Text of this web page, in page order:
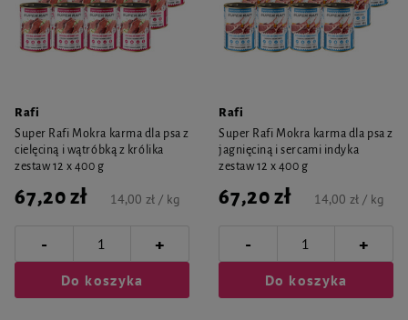
Rafi
Super Rafi Mokra karma dla psa z
cielęciną i wątróbką z królika
zestaw 12 x 400 g
67,20 zł 14,00 zł / kg
- +
Do koszyka
Rafi
Super Rafi Mokra karma dla psa z
jagnięciną i sercami indyka
zestaw 12 x 400 g
67,20 zł 14,00 zł / kg
- +
Do koszyka